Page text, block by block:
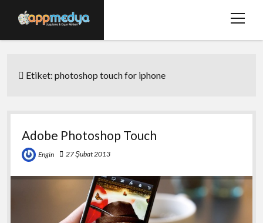
menüyü
Hakkımızda
twitterfacebook
Etiket:photoshop touch for iphone
Adobe Photoshop Touch
Engin 27 Şubat 2013